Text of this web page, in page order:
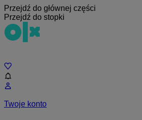
Przejdź do głównej części
Przejdź do stopki
Twoje konto